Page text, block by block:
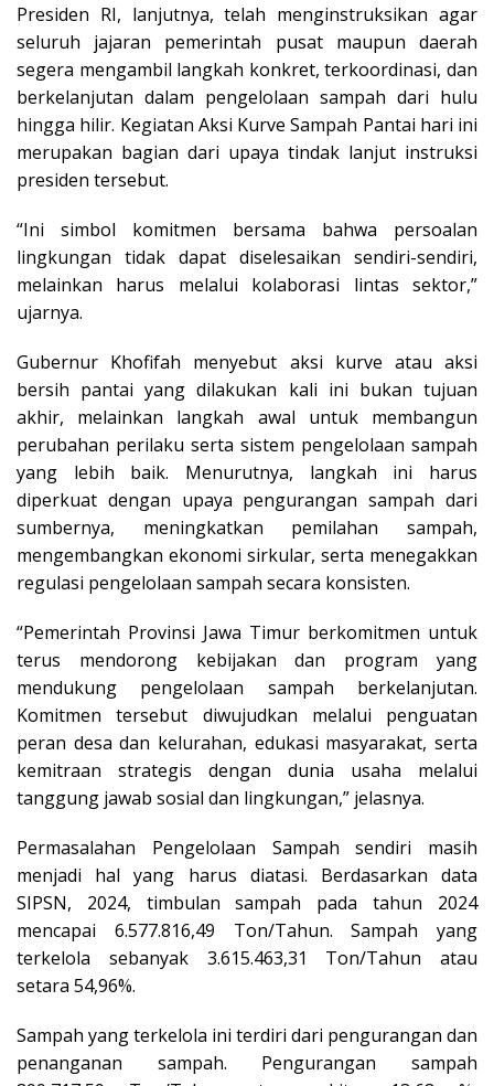
Presiden RI, lanjutnya, telah menginstruksikan agar
seluruh jajaran pemerintah pusat maupun daerah
segera mengambil langkah konkret, terkoordinasi, dan
berkelanjutan dalam pengelolaan sampah dari hulu
hingga hilir. Kegiatan Aksi Kurve Sampah Pantai hari ini
merupakan bagian dari upaya tindak lanjut instruksi
presiden tersebut.
“Ini simbol komitmen bersama bahwa persoalan
lingkungan tidak dapat diselesaikan sendiri-sendiri,
melainkan harus melalui kolaborasi lintas sektor,”
ujarnya.
Gubernur Khofifah menyebut aksi kurve atau aksi
bersih pantai yang dilakukan kali ini bukan tujuan
akhir, melainkan langkah awal untuk membangun
perubahan perilaku serta sistem pengelolaan sampah
yang lebih baik. Menurutnya, langkah ini harus
diperkuat dengan upaya pengurangan sampah dari
sumbernya, meningkatkan pemilahan sampah,
mengembangkan ekonomi sirkular, serta menegakkan
regulasi pengelolaan sampah secara konsisten.
“Pemerintah Provinsi Jawa Timur berkomitmen untuk
terus mendorong kebijakan dan program yang
mendukung pengelolaan sampah berkelanjutan.
Komitmen tersebut diwujudkan melalui penguatan
peran desa dan kelurahan, edukasi masyarakat, serta
kemitraan strategis dengan dunia usaha melalui
tanggung jawab sosial dan lingkungan,” jelasnya.
Permasalahan Pengelolaan Sampah sendiri masih
menjadi hal yang harus diatasi. Berdasarkan data
SIPSN, 2024, timbulan sampah pada tahun 2024
mencapai 6.577.816,49 Ton/Tahun. Sampah yang
terkelola sebanyak 3.615.463,31 Ton/Tahun atau
setara 54,96%.
Sampah yang terkelola ini terdiri dari pengurangan dan
penanganan sampah. Pengurangan sampah